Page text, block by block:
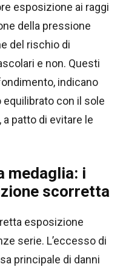
esposizione ai raggi
della pressione
del rischio di
e non. Questi
indicano
equilibrato con il sole
patto di evitare le
medaglia: i
scorretta
esposizione
serie. L’eccesso di
principale di danni